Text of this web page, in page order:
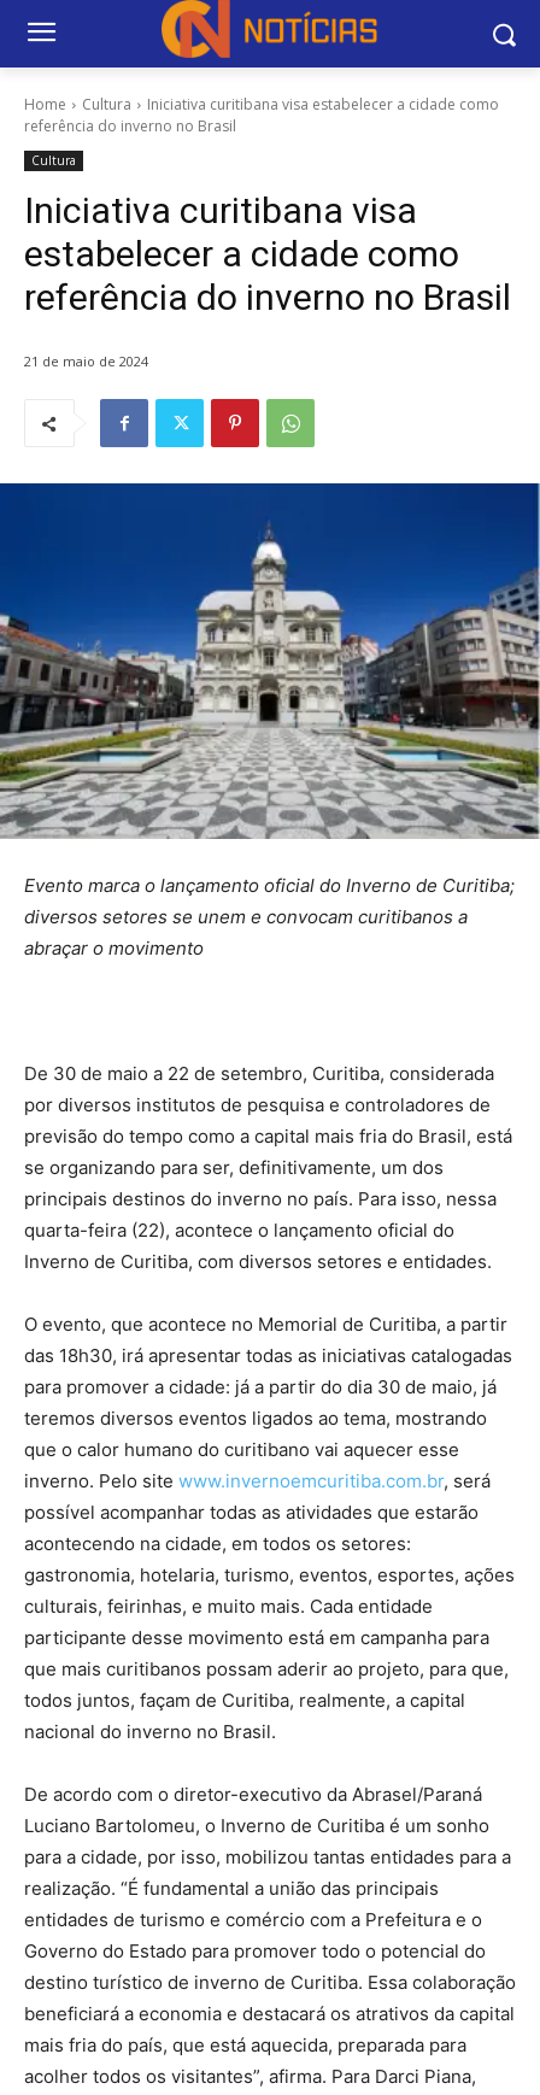
Home Cultura
Iniciativa curitibana visa estabelecer a cidade como
referência do inverno no Brasil
Cultura
Iniciativa curitibana visa
estabelecer a cidade como
referência do inverno no Brasil
21 de maio de 2024
Evento marca o lançamento oficial do Inverno de Curitiba;
diversos setores se unem e convocam curitibanos a
abraçar o movimento
De 30 de maio a 22 de setembro, Curitiba, considerada
por diversos institutos de pesquisa e controladores de
previsão do tempo como a capital mais fria do Brasil, está
se organizando para ser, definitivamente, um dos
principais destinos do inverno no país. Para isso, nessa
quarta-feira (22), acontece o lançamento oficial do
Inverno de Curitiba, com diversos setores e entidades.
O evento, que acontece no Memorial de Curitiba, a partir
das 18h30, irá apresentar todas as iniciativas catalogadas
para promover a cidade: já a partir do dia 30 de maio, já
teremos diversos eventos ligados ao tema, mostrando
que o calor humano do curitibano vai aquecer esse
inverno. Pelo site www.invernoemcuritiba.com.br, será
possível acompanhar todas as atividades que estarão
acontecendo na cidade, em todos os setores:
gastronomia, hotelaria, turismo, eventos, esportes, ações
culturais, feirinhas, e muito mais. Cada entidade
participante desse movimento está em campanha para
que mais curitibanos possam aderir ao projeto, para que,
todos juntos, façam de Curitiba, realmente, a capital
nacional do inverno no Brasil.
De acordo com o diretor-executivo da Abrasel/Paraná
Luciano Bartolomeu, o Inverno de Curitiba é um sonho
para a cidade, por isso, mobilizou tantas entidades para a
realização. “É fundamental a união das principais
entidades de turismo e comércio com a Prefeitura e o
Governo do Estado para promover todo o potencial do
destino turístico de inverno de Curitiba. Essa colaboração
beneficiará a economia e destacará os atrativos da capital
mais fria do país, que está aquecida, preparada para
acolher todos os visitantes”, afirma. Para Darci Piana,